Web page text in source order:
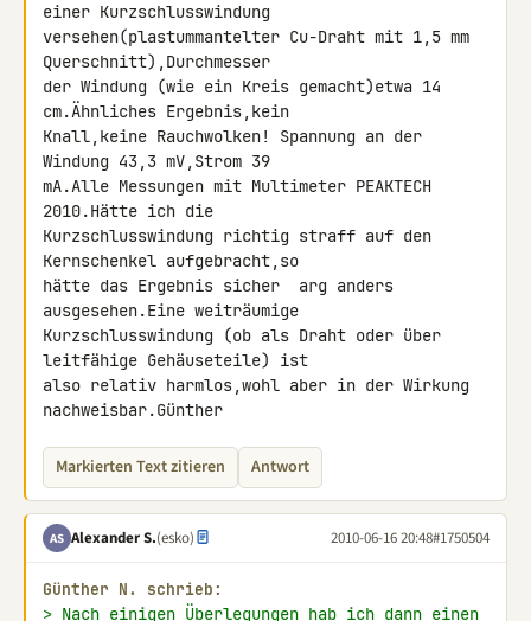
einer Kurzschlusswindung
versehen(plastummantelter Cu-Draht mit 1,5 mm
Querschnitt),Durchmesser
der Windung (wie ein Kreis gemacht)etwa 14
cm.Ähnliches Ergebnis,kein
Knall,keine Rauchwolken! Spannung an der
Windung 43,3 mV,Strom 39
mA.Alle Messungen mit Multimeter PEAKTECH
2010.Hätte ich die
Kurzschlusswindung richtig straff auf den
Kernschenkel aufgebracht,so
hätte das Ergebnis sicher  arg anders
ausgesehen.Eine weiträumige
Kurzschlusswindung (ob als Draht oder über
leitfähige Gehäuseteile) ist
also relativ harmlos,wohl aber in der Wirkung
nachweisbar.Günther
Markierten Text zitieren Antwort
AS Alexander S.(esko) 2010-06-16 20:48#1750504
Günther N. schrieb:
> Nach einigen Überlegungen hab ich dann einen